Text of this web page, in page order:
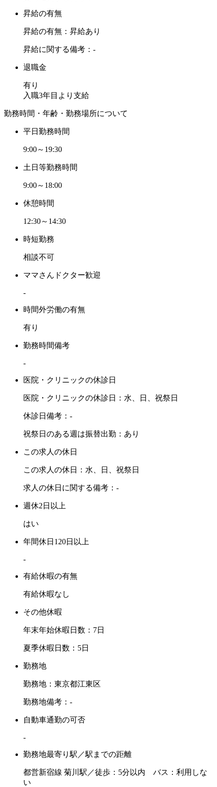
昇給の有無
昇給の有無：昇給あり
昇給に関する備考：-
退職金
有り
入職3年目より支給
勤務時間・年齢・勤務場所について
平日勤務時間
9:00～19:30
土日等勤務時間
9:00～18:00
休憩時間
12:30～14:30
時短勤務
相談不可
ママさんドクター歓迎
-
時間外労働の有無
有り
勤務時間備考
-
医院・クリニックの休診日
医院・クリニックの休診日：水、日、祝祭日
休診日備考：-
祝祭日のある週は振替出勤：あり
この求人の休日
この求人の休日：水、日、祝祭日
求人の休日に関する備考：-
週休2日以上
はい
年間休日120日以上
-
有給休暇の有無
有給休暇なし
その他休暇
年末年始休暇日数：7日
夏季休暇日数：5日
勤務地
勤務地：東京都江東区
勤務地備考：-
自動車通勤の可否
-
勤務地最寄り駅／駅までの距離
都営新宿線 菊川駅／徒歩：5分以内 バス：利用しな
い